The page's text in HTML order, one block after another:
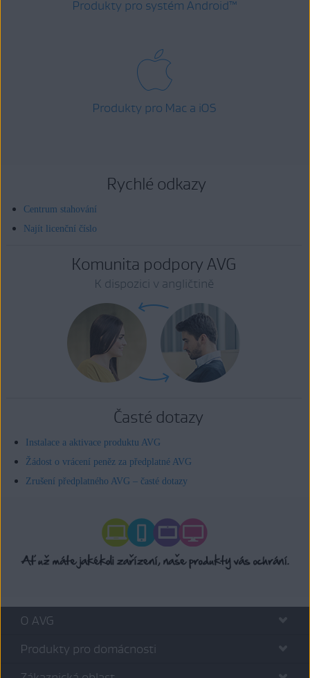
Produkty pro systém Android™
Produkty pro Mac a iOS
Rychlé odkazy
Centrum stahování
Najít licenční číslo
Komunita podpory AVG
K dispozici v angličtině
Časté dotazy
Instalace a aktivace produktu AVG
Žádost o vrácení peněz za předplatné AVG
Zrušení předplatného AVG – časté dotazy
O AVG
Produkty pro domácnosti